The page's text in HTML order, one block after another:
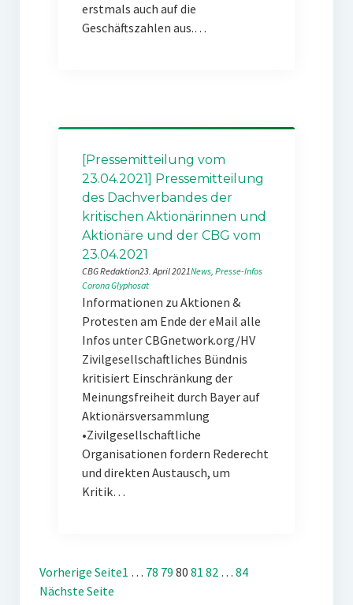
erstmals auch auf die
Geschäftszahlen aus.…
[Pressemitteilung vom
23.04.2021] Pressemitteilung
des Dachverbandes der
kritischen Aktionärinnen und
Aktionäre und der CBG vom
23.04.2021
CBG Redaktion23. April 2021News, Presse-Infos
CoronaGlyphosat
Informationen zu Aktionen &
Protesten am Ende der eMail alle
Infos unter CBGnetwork.org/HV
Zivilgesellschaftliches Bündnis
kritisiert Einschränkung der
Meinungsfreiheit durch Bayer auf
Aktionärsversammlung
•Zivilgesellschaftliche
Organisationen fordern Rederecht
und direkten Austausch, um
Kritik…
Vorherige Seite1 … 78 79 80 81 82 … 84
Nächste Seite